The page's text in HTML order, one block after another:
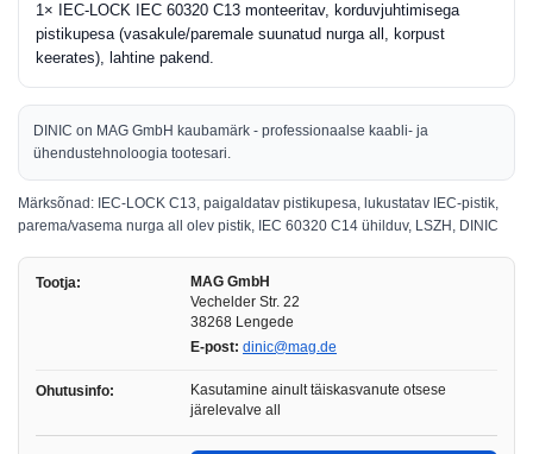
1× IEC-LOCK IEC 60320 C13 monteeritav, korduvjuhtimisega
pistikupesa (vasakule/paremale suunatud nurga all, korpust
keerates), lahtine pakend.
DINIC on MAG GmbH kaubamärk - professionaalse kaabli- ja
ühendustehnoloogia tootesari.
Märksõnad: IEC-LOCK C13, paigaldatav pistikupesa, lukustatav IEC-pistik,
parema/vasema nurga all olev pistik, IEC 60320 C14 ühilduv, LSZH, DINIC
Tootja:
MAG GmbH
Vechelder Str. 22
38268 Lengede
E-post: dinic@mag.de
Ohutusinfo:
Kasutamine ainult täiskasvanute otsese
järelevalve all